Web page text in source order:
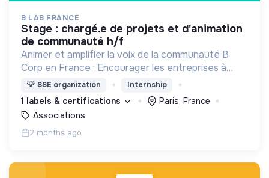
B LAB FRANCE
stage : chargé.e de projets et d'animation
de communauté h/f
Animer et amplifier la voix de la communauté B
Corp en France ; Encourager les entreprises à
découvrir le mouvement et les inciter à passer à
l'action grâce à l'outil BIA de mesure d'impact ;
💡 SSE organization Internship
1 labels & certifications
Paris, France
Associations
2 months ago